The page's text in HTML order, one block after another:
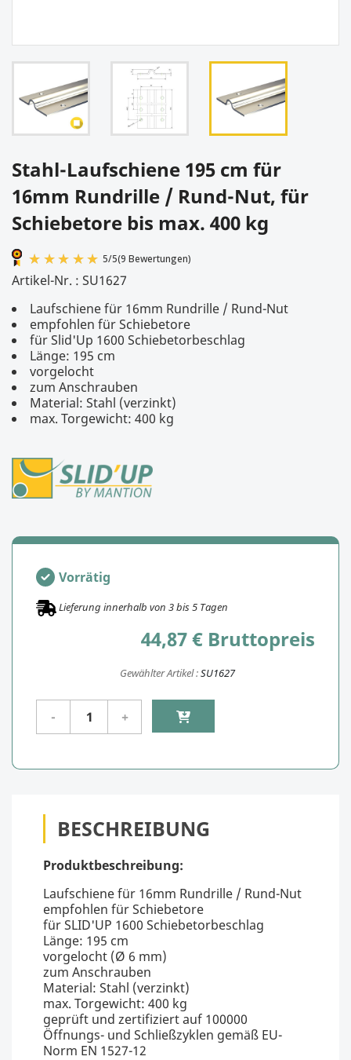
Stahl-Laufschiene 195 cm für
16mm Rundrille / Rund-Nut, für
Schiebetore bis max. 400 kg
5/5(9 Bewertungen)
Artikel-Nr. : SU1627
Laufschiene für 16mm Rundrille / Rund-Nut
empfohlen für Schiebetore
für Slid'Up 1600 Schiebetorbeschlag
Länge: 195 cm
vorgelocht
zum Anschrauben
Material: Stahl (verzinkt)
max. Torgewicht: 400 kg
Vorrätig
Lieferung innerhalb von3bis5 Tagen
44,87 € Bruttopreis
Gewählter Artikel :SU1627
BESCHREIBUNG
Produktbeschreibung:
Laufschiene für 16mm Rundrille / Rund-Nut
empfohlen für Schiebetore
für SLID'UP 1600 Schiebetorbeschlag
Länge: 195 cm
vorgelocht (Ø 6 mm)
zum Anschrauben
Material: Stahl (verzinkt)
max. Torgewicht: 400 kg
geprüft und zertifiziert auf 100000
Öffnungs- und Schließzyklen gemäß EU-
Norm EN 1527-12